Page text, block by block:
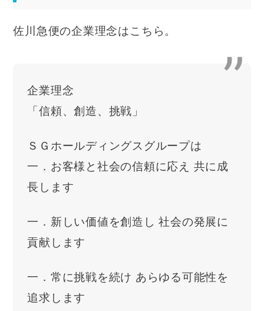
佐川急便の企業理念はこちら。
企業理念
「信頼、創造、挑戦」
ＳＧホールディングスグループは
一．お客様と社会の信頼に応え 共に成
長します
一．新しい価値を創造し 社会の発展に
貢献します
一．常に挑戦を続け あらゆる可能性を
追求します